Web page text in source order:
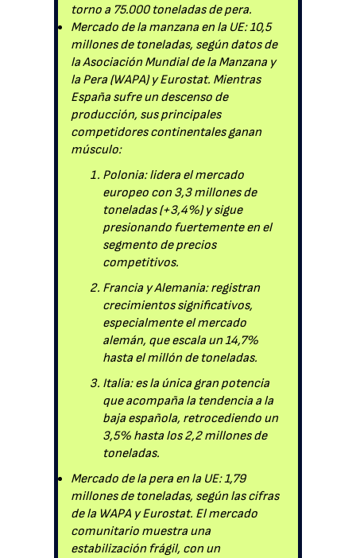
torno a 75.000 toneladas de pera.
Mercado de la manzana en la UE: 10,5
millones de toneladas, según datos de
la Asociación Mundial de la Manzana y
la Pera (WAPA) y Eurostat. Mientras
España sufre un descenso de
producción, sus principales
competidores continentales ganan
músculo:
Polonia: lidera el mercado
europeo con 3,3 millones de
toneladas (+3,4%) y sigue
presionando fuertemente en el
segmento de precios
competitivos.
Francia y Alemania: registran
crecimientos significativos,
especialmente el mercado
alemán, que escala un 14,7%
hasta el millón de toneladas.
Italia: es la única gran potencia
que acompaña la tendencia a la
baja española, retrocediendo un
3,5% hasta los 2,2 millones de
toneladas.
Mercado de la pera en la UE: 1,79
millones de toneladas, según las cifras
de la WAPA y Eurostat. El mercado
comunitario muestra una
estabilización frágil, con un